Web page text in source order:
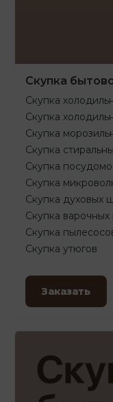
Скупка
Скупка
Скупка
Скупка
Скупка
Скупка
Скупка
Скупка духовых
Скупка варочных
Скупка
Скупка утюгов
Заказать